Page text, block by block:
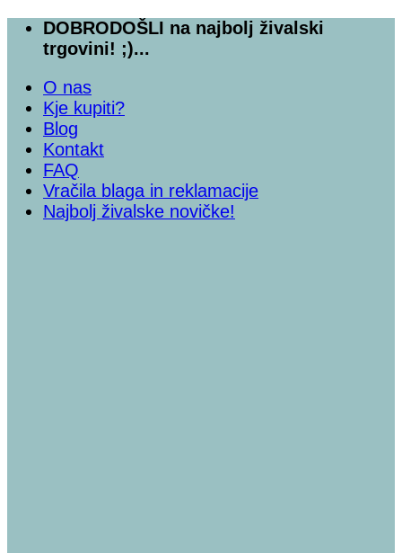
SkočiDOBRODOŠLI na najbolj živalski
trgovini! ;)...
O nas
Kje kupiti?
Blog
Kontakt
FAQ
Vračila blaga in reklamacije
Najbolj živalske novičke!